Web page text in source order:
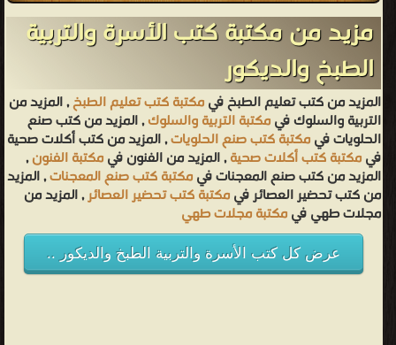
مزيد من مكتبة كتب الأسرة والتربية
الطبخ والديكور
المزيد من كتب تعليم الطبخ فيمكتبة كتب تعليم الطبخ, المزيد من
التربية والسلوك فيمكتبة التربية والسلوك, المزيد من كتب صنع
الحلويات فيمكتبة كتب صنع الحلويات, المزيد من كتب أكلات صحية
فيمكتبة كتب أكلات صحية, المزيد من الفنون فيمكتبة الفنون,
المزيد من كتب صنع المعجنات فيمكتبة كتب صنع المعجنات, المزيد
من كتب تحضير العصائر فيمكتبة كتب تحضير العصائر, المزيد من
مجلات طهي فيمكتبة مجلات طهي
عرض كل كتب الأسرة والتربية الطبخ والديكور ..